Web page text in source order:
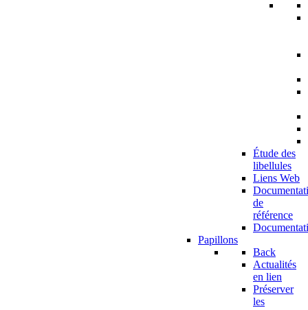
Étude des
libellules
Liens Web
de
référence
Papillons
Back
Actualités
en lien
Préserver
les